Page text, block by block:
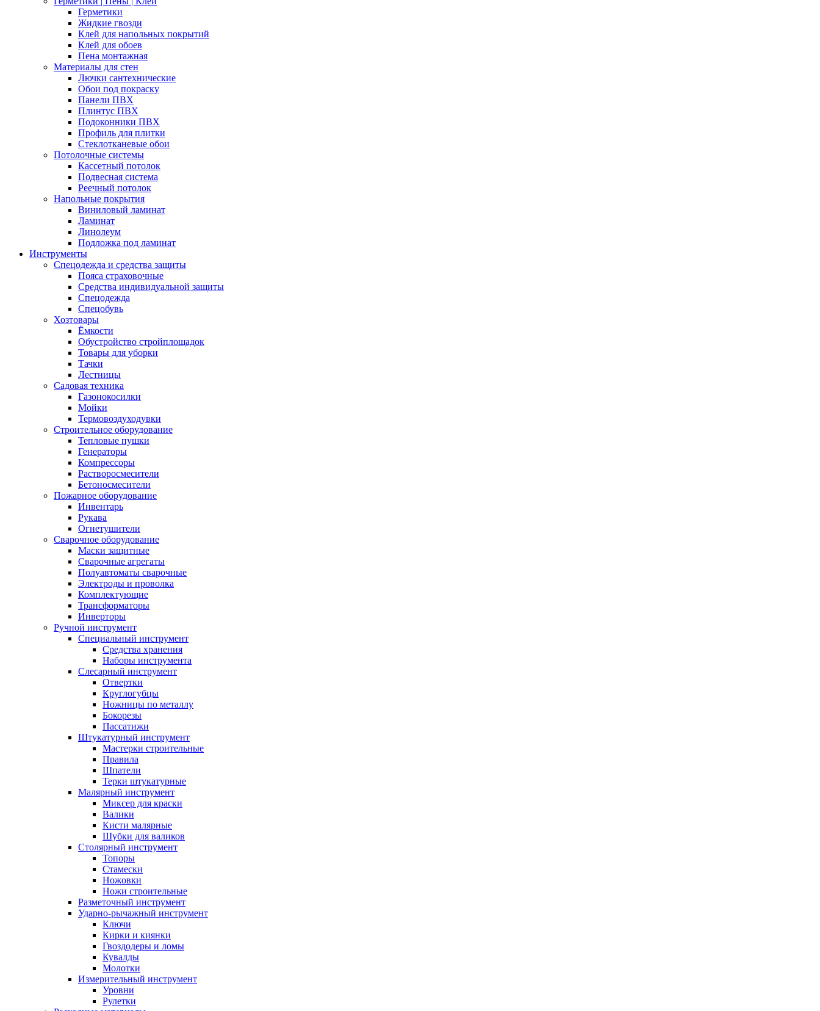
Герметики
Жидкие гвозди
Клей для напольных покрытий
Клей для обоев
Пена монтажная
Материалы для стен
Лючки сантехнические
Обои под покраску
Панели ПВХ
Плинтус ПВХ
Подоконники ПВХ
Профиль для плитки
Стеклотканевые обои
Потолочные системы
Кассетный потолок
Подвесная система
Реечный потолок
Напольные покрытия
Виниловый ламинат
Ламинат
Линолеум
Подложка под ламинат
Инструменты
Спецодежда и средства защиты
Пояса страховочные
Средства индивидуальной защиты
Спецодежда
Спецобувь
Хозтовары
Ёмкости
Обустройство стройплощадок
Товары для уборки
Тачки
Лестницы
Садовая техника
Газонокосилки
Мойки
Термовоздуходувки
Строительное оборудование
Тепловые пушки
Генераторы
Компрессоры
Растворосмесители
Бетоносмесители
Пожарное оборудование
Инвентарь
Рукава
Огнетушители
Сварочное оборудование
Маски защитные
Сварочные агрегаты
Полуавтоматы сварочные
Электроды и проволка
Комплектующие
Трансформаторы
Инверторы
Ручной инструмент
Специальный инструмент
Средства хранения
Наборы инструмента
Слесарный инструмент
Отвертки
Круглогубцы
Ножницы по металлу
Бокорезы
Пассатижи
Штукатурный инструмент
Мастерки строительные
Правила
Шпатели
Терки штукатурные
Малярный инструмент
Миксер для краски
Валики
Кисти малярные
Шубки для валиков
Столярный инструмент
Топоры
Стамески
Ножовки
Ножи строительные
Разметочный инструмент
Ударно-рычажный инструмент
Ключи
Кирки и киянки
Гвоздодеры и ломы
Кувалды
Молотки
Измерительный инструмент
Уровни
Рулетки